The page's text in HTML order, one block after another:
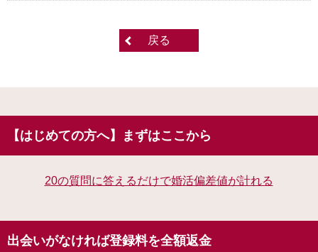
戻る
【はじめての方へ】まずはここから
20の質問に答えるだけで婚活偏差値が計れる
出会いがなければ登録料を全額返金